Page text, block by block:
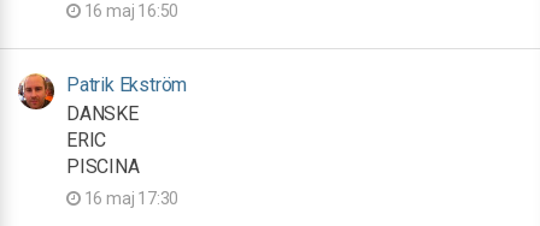
16 maj 16:50
Patrik Ekström
DANSKE
ERIC
PISCINA
16 maj 17:30